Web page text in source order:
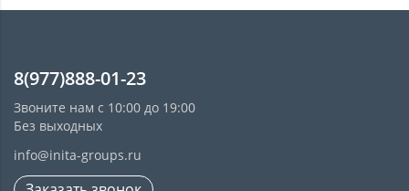
8(977)888-01-23
Звоните нам с 10:00 до 19:00
Без выходных
info@inita-groups.ru